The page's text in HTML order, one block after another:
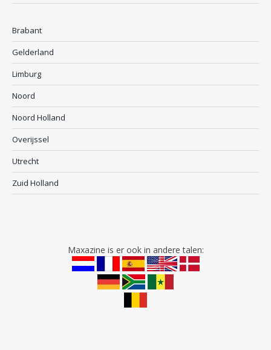
Brabant
Gelderland
Limburg
Noord
Noord Holland
Overijssel
Utrecht
Zuid Holland
Maxazine is er ook in andere talen: